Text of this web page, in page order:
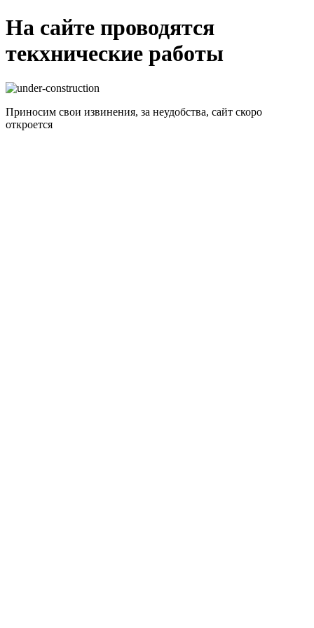
На сайте проводятся
текхнические работы
Приносим свои извинения, за неудобства, сайт скоро
откроется